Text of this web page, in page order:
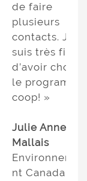
de faire
plusieurs
contacts. Je
suis très fière
d’avoir choisi
le programme
coop! »
Julie Anne
Mallais
Environneme
nt Canada